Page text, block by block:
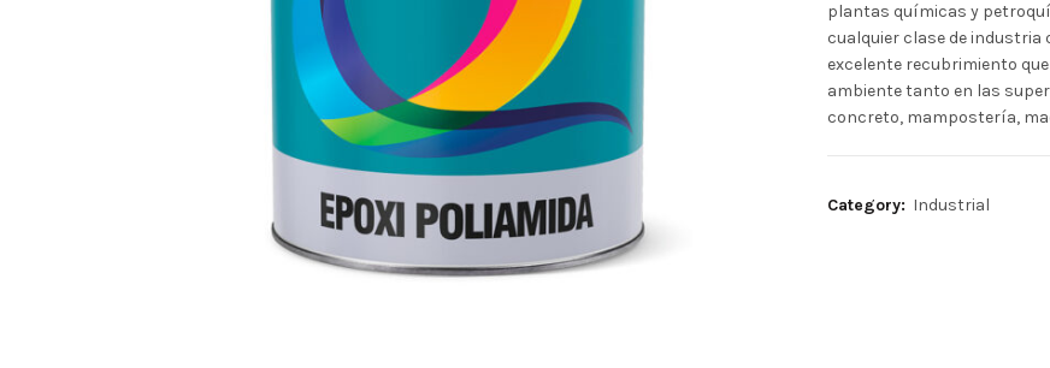
plantas químicas y
cualquier clase de industria
excelente recubrimiento
ambiente tanto en las
concreto, mampostería,
Category: Industrial